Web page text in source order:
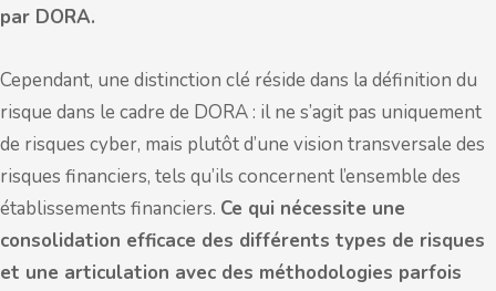
par DORA.
Cependant, une distinction clé réside dans la définition du
risque dans le cadre de DORA : il ne s’agit pas uniquement
de risques cyber, mais plutôt d’une vision transversale des
risques financiers, tels qu’ils concernent l’ensemble des
établissements financiers. Ce qui nécessite une
consolidation efficace des différents types de risques
et une articulation avec des méthodologies parfois